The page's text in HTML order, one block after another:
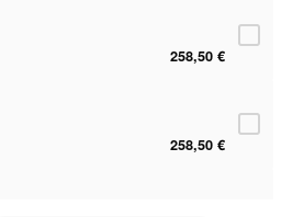
258,50 €
258,50 €